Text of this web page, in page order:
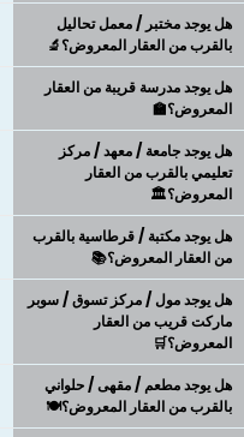
هل يوجد مختبر / معمل تحاليل
بالقرب من العقار المعروض؟🔬
هل يوجد مدرسة قريبة من العقار
المعروض؟🏫
هل يوجد جامعة / معهد / مركز
تعليمي بالقرب من العقار
المعروض؟🏛️
هل يوجد مكتبة / قرطاسية بالقرب
من العقار المعروض؟📚
هل يوجد مول / مركز تسوق / سوبر
ماركت قريب من العقار
المعروض؟🛒
هل يوجد مطعم / مقهى / حلواني
بالقرب من العقار المعروض؟🍽️